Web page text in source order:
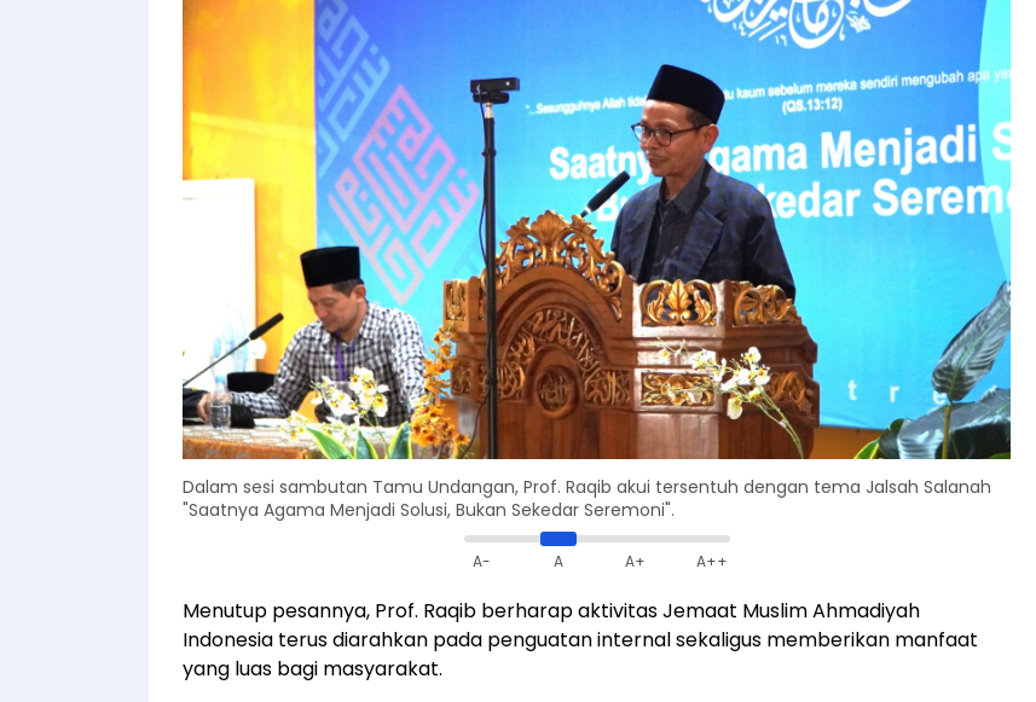
Dalam sesi sambutan Tamu Undangan, Prof. Raqib akui tersentuh dengan tema Jalsah Salanah
"Saatnya Agama Menjadi Solusi, Bukan Sekedar Seremoni".
A- A A+ A++
Menutup pesannya, Prof. Raqib berharap aktivitas Jemaat Muslim Ahmadiyah
Indonesia terus diarahkan pada penguatan internal sekaligus memberikan manfaat
yang luas bagi masyarakat.